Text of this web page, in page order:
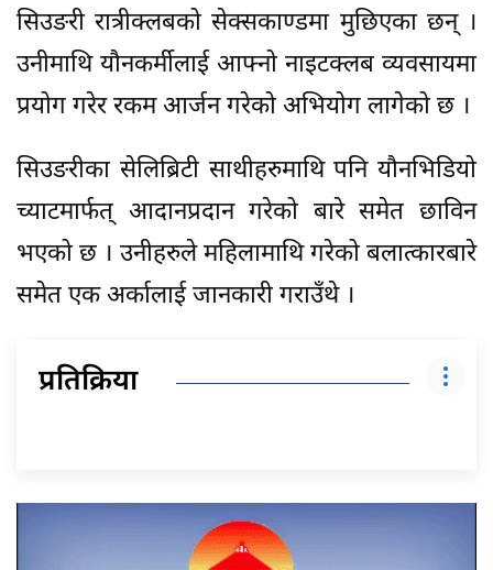
सिउङरी रात्रीक्लबको सेक्सकाण्डमा मुछिएका छन् ।
उनीमाथि यौनकर्मीलाई आफ्नो नाइटक्लब व्यवसायमा
प्रयोग गरेर रकम आर्जन गरेको अभियोग लागेको छ ।
सिउङरीका सेलिब्रिटी साथीहरुमाथि पनि यौनभिडियो
च्याटमार्फत् आदानप्रदान गरेको बारे समेत छाविन
भएको छ । उनीहरुले महिलामाथि गरेको बलात्कारबारे
समेत एक अर्कालाई जानकारी गराउँथे ।
प्रतिक्रिया